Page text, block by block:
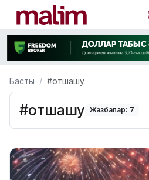
Басты #отшашу
#отшашу Жазбалар: 7